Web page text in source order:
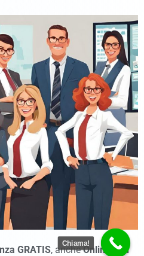
GRATIS, ancheOnline non
Chiama!